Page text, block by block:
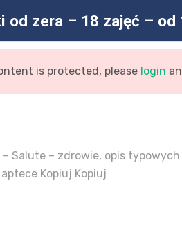
STRONA
– 18 zajęć –
od zera – 18 zajęć –
is protected, please login
– Salute – zdrowie, opis
Kopiuj Kopiuj